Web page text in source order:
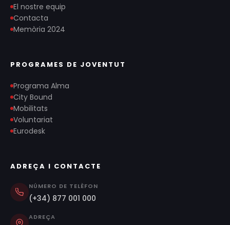
El nostre equip
Contacta
Memòria 2024
PROGRAMES DE JOVENTUT
Programa Alma
City Bound
Mobilitats
Voluntariat
Eurodesk
ADREÇA I CONTACTE
NÚMERO DE TELÈFON
(+34) 877 001 000
ADREÇA